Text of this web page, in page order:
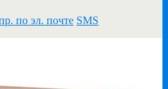
по эл. почте SMS